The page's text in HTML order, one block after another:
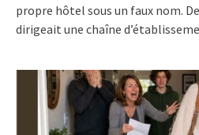
propre hôtel sous un faux nom.
dirigeait une chaîne